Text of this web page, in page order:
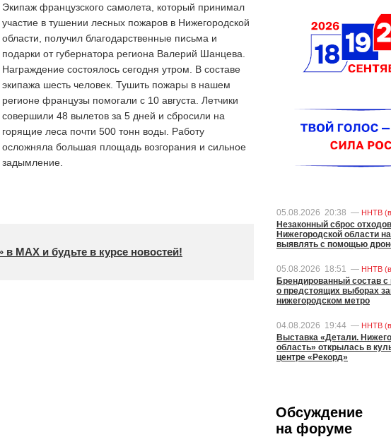
Экипаж французского самолета, который принимал
участие в тушении лесных пожаров в Нижегородской
области, получил благодарственные письма и
подарки от губернатора региона Валерий Шанцева.
Награждение состоялось сегодня утром. В составе
экипажа шесть человек. Тушить пожары в нашем
регионе французы помогали с 10 августа. Летчики
совершили 48 вылетов за 5 дней и сбросили на
горящие леса почти 500 тонн воды. Работу
осложняла большая площадь возгорания и сильное
задымление.
МАХ и будьте в курсе новостей!
05.08.2026 20:38 — ННТВ
Незаконный сброс
Нижегородской области
выявлять с помощью
05.08.2026 18:51 — ННТВ
Брендированный состав
о предстоящих выборах
нижегородском метро
04.08.2026 19:44 — ННТВ
Выставка «Детали.
область» открылась в
центре «Рекорд»
Обсуждение
на форуме